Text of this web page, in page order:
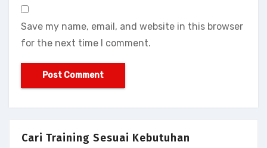
Save my name, email, and website in this browser
for the next time I comment.
Cari Training Sesuai Kebutuhan